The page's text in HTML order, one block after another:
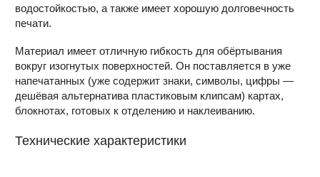
водостойкостью, а также имеет хорошую долговечность
печати.
Материал имеет отличную гибкость для обёртывания
вокруг изогнутых поверхностей. Он поставляется в уже
напечатанных (уже содержит знаки, символы, цифры —
дешёвая альтернатива пластиковым клипсам) картах,
блокнотах, готовых к отделению и наклеиванию.
Технические характеристики